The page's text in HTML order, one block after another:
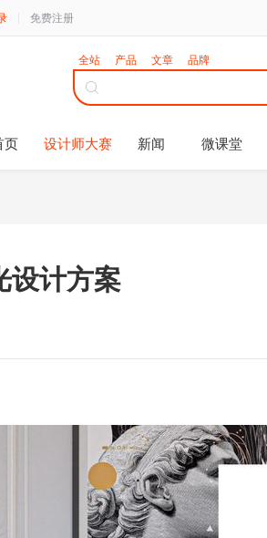
免费注册
全站 产品 文章 品牌
页 设计师大赛 新闻 微课堂
设计方案